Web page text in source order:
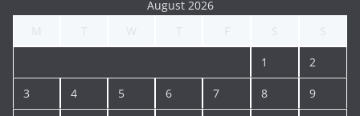
August 2026
1 2
3 4 5 6 7 8 9